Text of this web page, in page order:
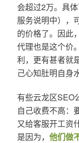
会超过2万。具
服务说明中），
的价格了。因此
代理也是这个价
利，更有甚者就
己心知肚明自身
有些云龙区SEO
自己收费不高：
又给客服开工资
是因为， 他们做